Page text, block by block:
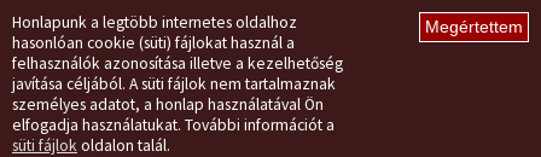
Honlapunk a legtöbb internetes oldalhoz
hasonlóan cookie (süti) fájlokat használ a
felhasználók azonosítása illetve a kezelhetőség
javítása céljából. A süti fájlok nem tartalmaznak
személyes adatot, a honlap használatával Ön
elfogadja használatukat. További információt a
süti fájlok oldalon talál.